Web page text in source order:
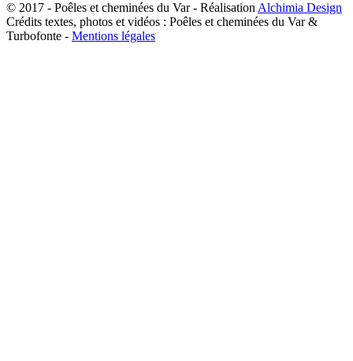
© 2017 - Poêles et cheminées du Var - Réalisation Alchimia Design
Crédits textes, photos et vidéos : Poêles et cheminées du Var &
Turbofonte - Mentions légales